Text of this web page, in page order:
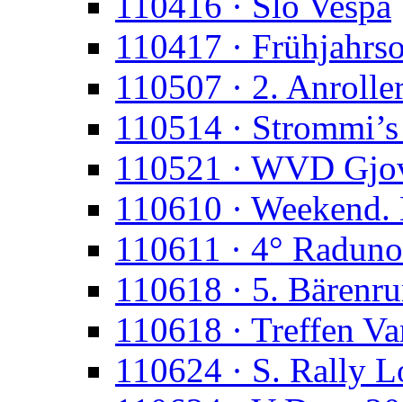
110417 ·
110507 · 2.
110514 ·
110521 · WVD
110610 ·
110611 · 4°
110618 · 5.
110618 · Treffen
110624 · S. Rally